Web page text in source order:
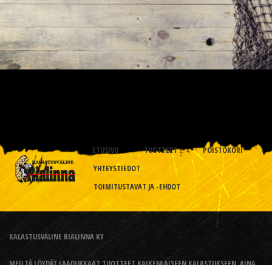
ETUSIVU TUOTTEET
POISTOKORI
YHTEYSTIEDOT
TOIMITUSTAVAT JA -EHDOT
KALASTUSVÄLINE RIALINNA KY